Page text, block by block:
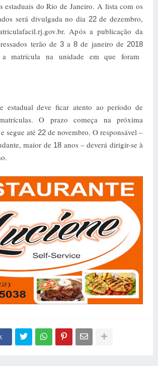
estaduais do Rio de Janeiro. A lista com os
será divulgada no dia 22de dezembro,
Após a publicação da
terão de 3a 8 de janeiro de 2018
matrícula na unidade em que foram
estadual deve ficar atento ao período de
O prazo começa na próxima
e segue até 22 de novembro. O responsável –
maior de 18 anos – deverá dirigir-se à